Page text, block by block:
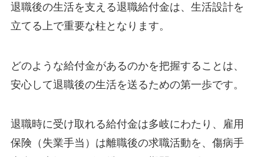
退職後の生活を支える退職給付金は、生活設計を
立てる上で重要な柱となります。
どのような給付金があるのかを把握することは、
安心して退職後の生活を送るための第一歩です。
退職時に受け取れる給付金は多岐にわたり、雇用
保険（失業手当）は離職後の求職活動を、傷病手